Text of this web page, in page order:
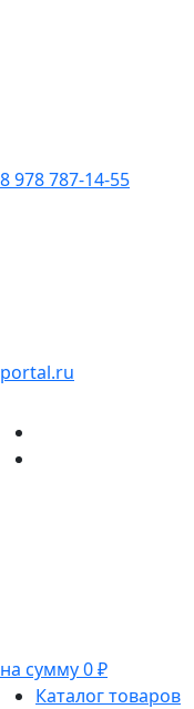
8 978 787-14-55
portal.ru
на сумму 0 ₽
Каталог товаров